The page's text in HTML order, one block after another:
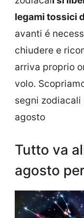
legami tossici
avanti é
chiudere e
arriva proprio
volo.
segni
agosto
Tutto va
agosto